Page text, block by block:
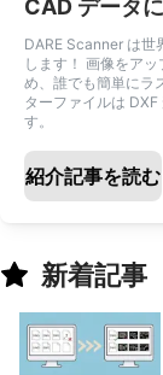
CAD データに
DARE Scanner は世
します！ 画像をア
め、誰でも簡単にラ
ターファイルは
す。
紹介記事を読む
新着記事